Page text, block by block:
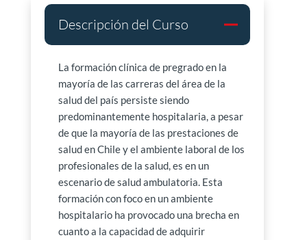
Descripción del Curso
La formación clínica de pregrado en la
mayoría de las carreras del área de la
salud del país persiste siendo
predominantemente hospitalaria, a pesar
de que la mayoría de las prestaciones de
salud en Chile y el ambiente laboral de los
profesionales de la salud, es en un
escenario de salud ambulatoria. Esta
formación con foco en un ambiente
hospitalario ha provocado una brecha en
cuanto a la capacidad de adquirir